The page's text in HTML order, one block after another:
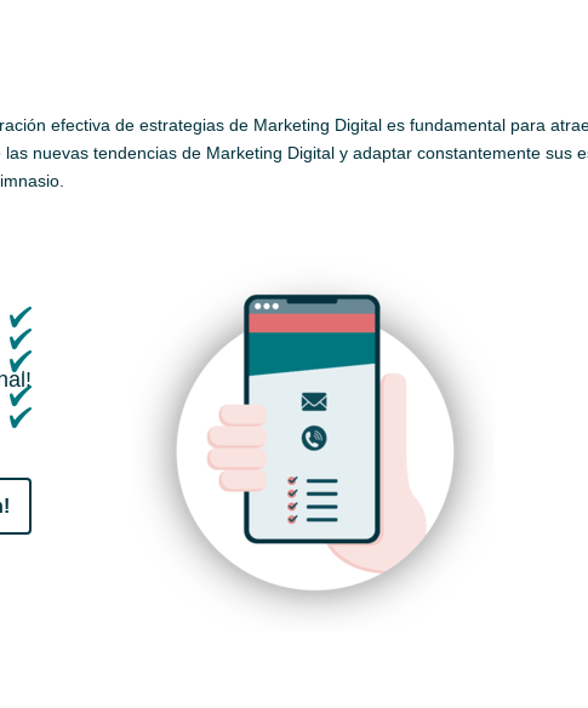
efectiva de estrategias de Marketing Digital es fundamental para
nuevas tendencias de Marketing Digital y adaptar constantemente sus